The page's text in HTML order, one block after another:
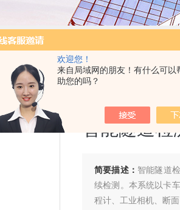
欢迎您！
来自局域网的朋友！有什么可以
助您的吗？
智能公路检测车
智能隧道检
简要描述： 智能隧道
续检测。本系统以卡
程计、工业相机、断